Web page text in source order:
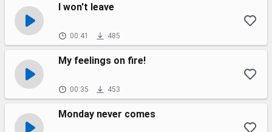
I won't leave
00:41 485
My feelings on fire!
00:35 453
Monday never comes